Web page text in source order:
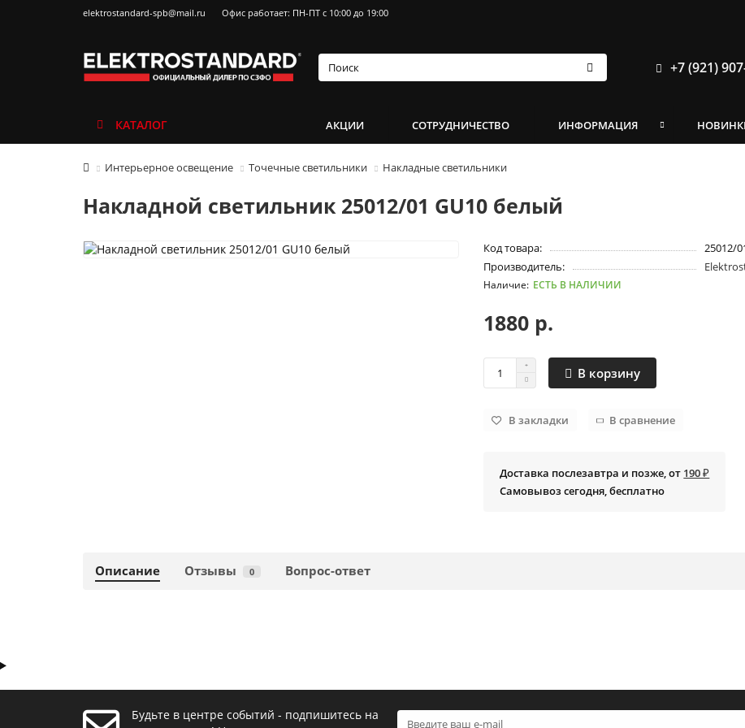
elektrostandard-spb@mail.ru Офис работает: ПН-ПТ с 10:00 до 19:00
+7 (921)
КАТАЛОГ АКЦИИ СОТРУДНИЧЕСТВО ИНФОРМАЦИЯ
Интерьерное освещение Точечные светильники Накладные светильники
Накладной светильник 25012/01 GU10 белый
Код товара:
25012/
Производитель:
ЕСТЬ В НАЛИЧИИ
1880 р.
В корзину
В закладки В сравнение
Доставка послезавтра и позже, от 190 ₽
Самовывоз сегодня, бесплатно
Описание Отзывы 0 Вопрос-ответ
Будьте в центре событий - подпишитесь на